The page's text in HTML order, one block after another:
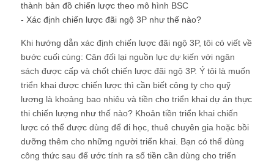
thành bản đồ chiến lược theo mô hình BSC
- Xác định chiến lược đãi ngộ 3P như thế nào?
Khi hướng dẫn xác định chiến lược đãi ngộ 3P, tôi có viết về
bước cuối cùng: Cân đối lại nguồn lực dự kiến với ngân
sách được cấp và chốt chiến lược đãi ngộ 3P. Ý tôi là muốn
triển khai được chiến lược thì cần biết công ty cho quỹ
lương là khoảng bao nhiêu và tiền cho triển khai dự án thực
thi chiến lượng như thế nào? Khoản tiền triển khai chiến
lược có thể được dùng để đi học, thuê chuyên gia hoặc bồi
dưỡng thêm cho những người triển khai. Bạn có thể dùng
công thức sau để ước tính ra số tiền cần dùng cho triển